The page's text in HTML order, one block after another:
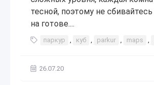
тесной, поэтому не сбивайтесь
на готове....
паркур , куб , parkur , maps ,
26.07.20